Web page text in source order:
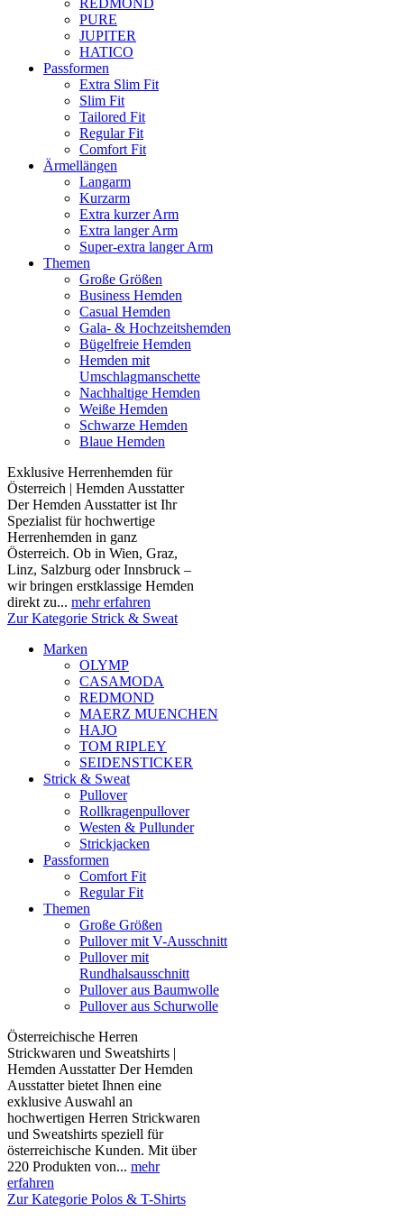
REDMOND
PURE
JUPITER
HATICO
Passformen
Extra Slim Fit
Slim Fit
Tailored Fit
Regular Fit
Comfort Fit
Ärmellängen
Langarm
Kurzarm
Extra kurzer Arm
Extra langer Arm
Super-extra langer Arm
Themen
Große Größen
Business Hemden
Casual Hemden
Gala- & Hochzeitshemden
Bügelfreie Hemden
Hemden mit
Umschlagmanschette
Nachhaltige Hemden
Weiße Hemden
Schwarze Hemden
Blaue Hemden
Exklusive Herrenhemden für
Österreich | Hemden Ausstatter
Der Hemden Ausstatter ist Ihr
Spezialist für hochwertige
Herrenhemden in ganz
Österreich. Ob in Wien, Graz,
Linz, Salzburg oder Innsbruck –
wir bringen erstklassige Hemden
direkt zu... mehr erfahren
Zur Kategorie Strick & Sweat
Marken
OLYMP
CASAMODA
REDMOND
MAERZ MUENCHEN
HAJO
TOM RIPLEY
SEIDENSTICKER
Strick & Sweat
Pullover
Rollkragenpullover
Westen & Pullunder
Strickjacken
Passformen
Comfort Fit
Regular Fit
Themen
Große Größen
Pullover mit V-Ausschnitt
Pullover mit
Rundhalsausschnitt
Pullover aus Baumwolle
Pullover aus Schurwolle
Österreichische Herren
Strickwaren und Sweatshirts |
Hemden Ausstatter Der Hemden
Ausstatter bietet Ihnen eine
exklusive Auswahl an
hochwertigen Herren Strickwaren
und Sweatshirts speziell für
österreichische Kunden. Mit über
220 Produkten von... mehr
erfahren
Zur Kategorie Polos & T-Shirts